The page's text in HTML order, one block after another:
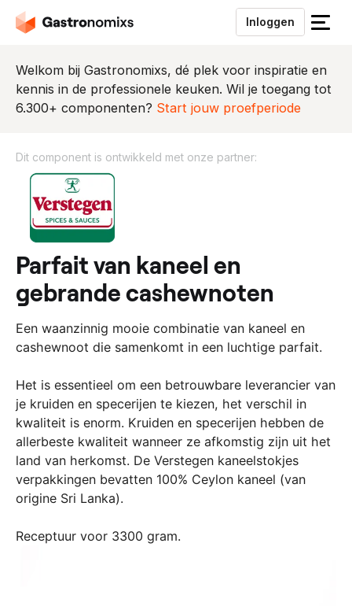
Inloggen
S
u
i
Welkom bij Gastronomixs, dé plek voor inspiratie en
kennis in de professionele keuken. Wil je toegang tot
6.300+ componenten? Start jouw proefperiode
Dit component is ontwikkeld met onze partner:
o
m
p
n
e
t
i
s
o
n
t
w
k
parfait van kaneel en
gebrande cashewnoten
​Een waanzinnig mooie combinatie van kaneel en
cashewnoot die samenkomt in een luchtige parfait.
Het is essentieel om een betrouwbare leverancier van
je kruiden en specerijen te kiezen, het verschil in
kwaliteit is enorm. Kruiden en specerijen hebben de
allerbeste kwaliteit wanneer ze afkomstig zijn uit het
land van herkomst. De Verstegen kaneelstokjes
verpakkingen bevatten 100% Ceylon kaneel (van
origine Sri Lanka).
Receptuur voor 3300 gram.